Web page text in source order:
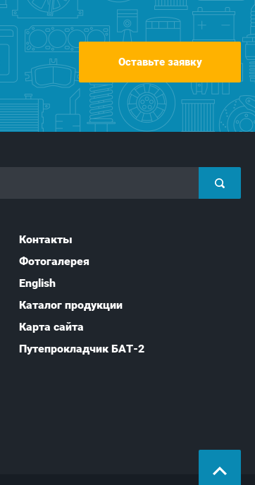
Оставьте заявку
Контакты
Фотогалерея
English
Каталог продукции
Карта сайта
Путепрокладчик БАТ-2